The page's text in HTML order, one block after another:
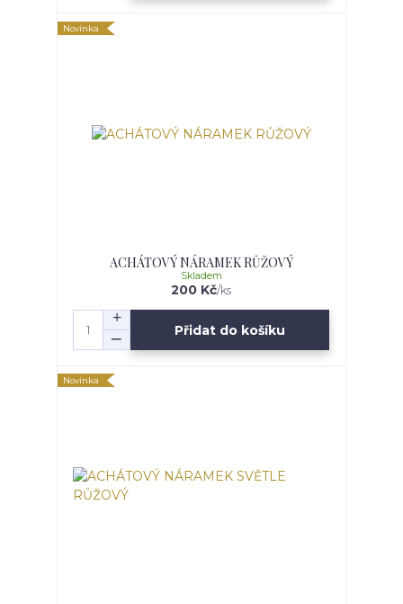
Novinka
ACHÁTOVÝ NÁRAMEK RŮŽOVÝ
200 Kč/ks
Skladem
Přidat do košíku
Novinka